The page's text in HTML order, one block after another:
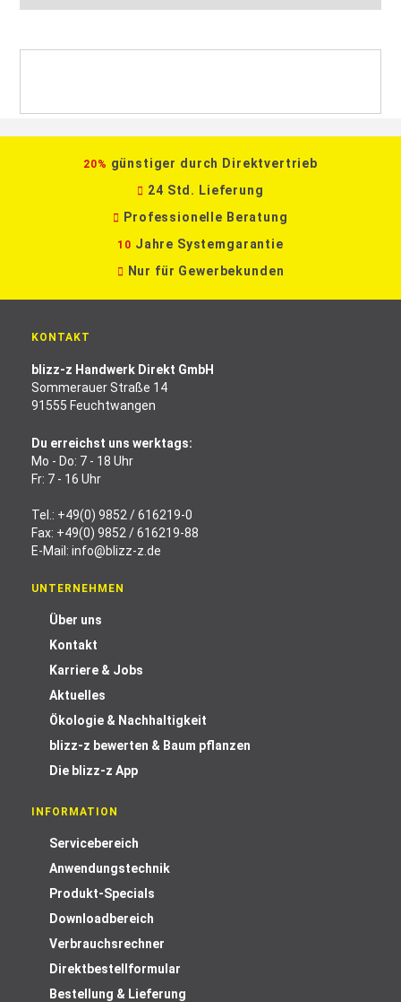
20% günstiger durch Direktvertrieb
24 Std. Lieferung
Professionelle Beratung
10 Jahre Systemgarantie
Nur für Gewerbekunden
KONTAKT
blizz-z Handwerk Direkt GmbH
Sommerauer Straße 14
91555 Feuchtwangen
Du erreichst uns werktags:
Mo - Do: 7 - 18 Uhr
Fr: 7 - 16 Uhr
Tel.: +49(0) 9852 / 616219-0
Fax: +49(0) 9852 / 616219-88
E-Mail: info@blizz-z.de
UNTERNEHMEN
Über uns
Kontakt
Karriere & Jobs
Aktuelles
Ökologie & Nachhaltigkeit
blizz-z bewerten & Baum pflanzen
Die blizz-z App
INFORMATION
Servicebereich
Anwendungstechnik
Produkt-Specials
Downloadbereich
Verbrauchsrechner
Direktbestellformular
Bestellung & Lieferung